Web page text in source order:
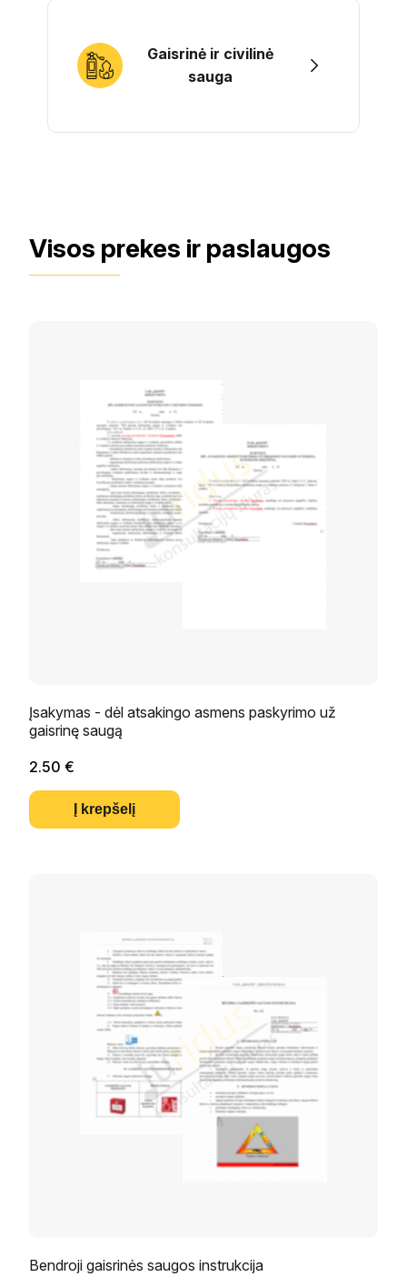
Gaisrinė ir civilinė
sauga
Visos prekes ir paslaugos
Įsakymas - dėl atsakingo asmens paskyrimo už
gaisrinę saugą
2.50 €
Į krepšelį
Bendroji gaisrinės saugos instrukcija